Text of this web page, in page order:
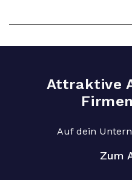
Attraktive
Auf dein
Zum